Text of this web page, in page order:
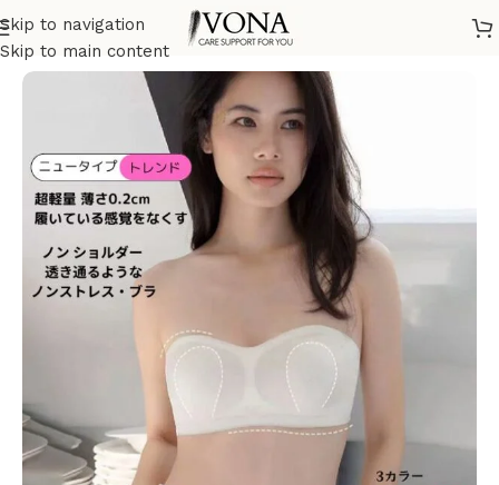
Skip to navigation
Skip to main content
ホーム/ブラジャー